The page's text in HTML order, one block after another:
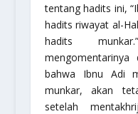
tentang hadits ini,
hadits riwayat al-
hadits munkar
mengomentarinya
bahwa Ibnu Adi
munkar, akan
setelah men